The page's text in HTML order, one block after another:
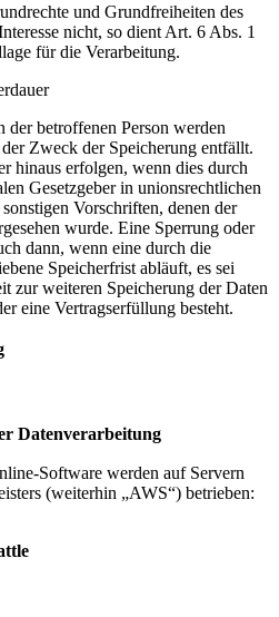
und Grundfreiheiten des
nicht, so dient Art. 6 Abs. 1
für die Verarbeitung.
der betroffenen Person werden
Zweck der Speicherung entfällt.
hinaus erfolgen, wenn dies durch
Gesetzgeber in unionsrechtlichen
Vorschriften, denen der
wurde. Eine Sperrung oder
dann, wenn eine durch die
Speicherfrist abläuft, es sei
zur weiteren Speicherung der Daten
eine Vertragserfüllung besteht.
Datenverarbeitung
Software werden auf Servern
(weiterhin „AWS“) betrieben: